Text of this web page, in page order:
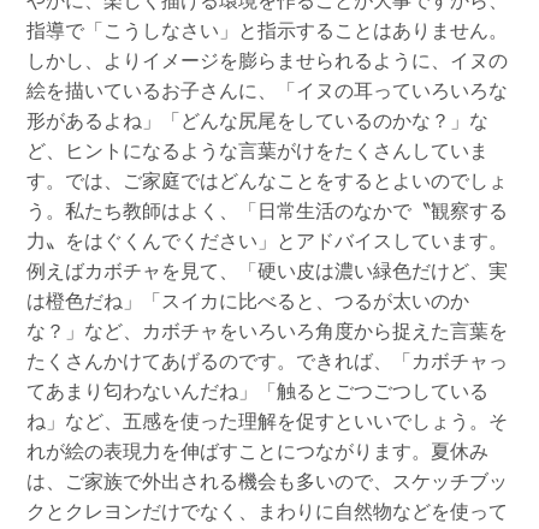
指導で「こうしなさい」と指示することはありません。
しかし、よりイメージを膨らませられるように、イヌの
絵を描いているお子さんに、「イヌの耳っていろいろな
形があるよね」「どんな尻尾をしているのかな？」な
ど、ヒントになるような言葉がけをたくさんしていま
す。では、ご家庭ではどんなことをするとよいのでしょ
う。私たち教師はよく、「日常生活のなかで〝観察する
力〟をはぐくんでください」とアドバイスしています。
例えばカボチャを見て、「硬い皮は濃い緑色だけど、実
は橙色だね」「スイカに比べると、つるが太いのか
な？」など、カボチャをいろいろ角度から捉えた言葉を
たくさんかけてあげるのです。できれば、「カボチャっ
てあまり匂わないんだね」「触るとごつごつしている
ね」など、五感を使った理解を促すといいでしょう。そ
れが絵の表現力を伸ばすことにつながります。夏休み
は、ご家族で外出される機会も多いので、スケッチブッ
クとクレヨンだけでなく、まわりに自然物などを使って